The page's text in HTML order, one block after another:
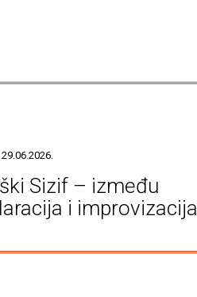
Sizif – između
i improvizacija